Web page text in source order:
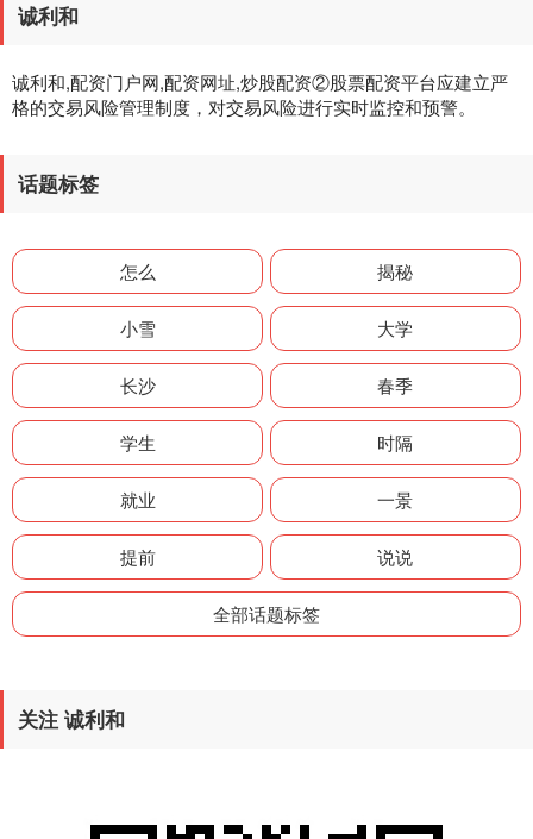
诚利和
诚利和,配资门户网,配资网址,炒股配资②股票配资平台应建立严
格的交易风险管理制度，对交易风险进行实时监控和预警。
话题标签
怎么 揭秘
小雪 大学
长沙 春季
学生 时隔
就业 一景
提前 说说
全部话题标签
关注 诚利和